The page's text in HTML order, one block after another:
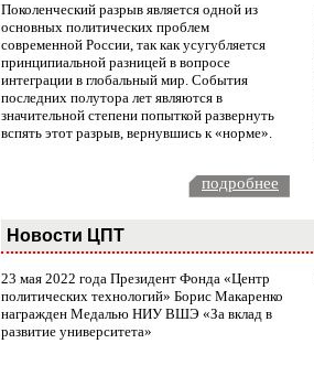
Поколенческий разрыв является одной из
основных политических проблем
современной России, так как усугубляется
принципиальной разницей в вопросе
интеграции в глобальный мир. События
последних полутора лет являются в
значительной степени попыткой развернуть
вспять этот разрыв, вернувшись к «норме».
подробнее
Новости ЦПТ
23 мая 2022 года Президент Фонда «Центр
политических технологий» Борис Макаренко
награжден Медалью НИУ ВШЭ «За вклад в
развитие университета»